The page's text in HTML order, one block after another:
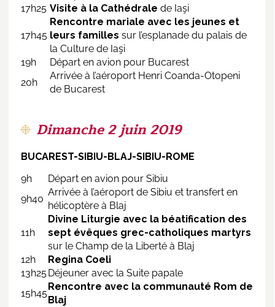
17h25 Visite à la Cathédrale de Iaşi
17h45
Rencontre mariale avec les jeunes et
leurs familles sur l’esplanade du palais de
la Culture de Iaşi
19h
Départ en avion pour Bucarest
20h
Arrivée à l’aéroport Henri Coanda-Otopeni
de Bucarest
Dimanche 2 juin 2019
BUCAREST-SIBIU-BLAJ-SIBIU-ROME
9h
Départ en avion pour Sibiu
9h40
Arrivée à l’aéroport de Sibiu et transfert en
hélicoptère à Blaj
11h
Divine Liturgie avec la béatification des
sept évêques grec-catholiques martyrs
sur le Champ de la Liberté à Blaj
12h
Regina Coeli
13h25 Déjeuner avec la Suite papale
15h45
Rencontre avec la communauté Rom de
Blaj